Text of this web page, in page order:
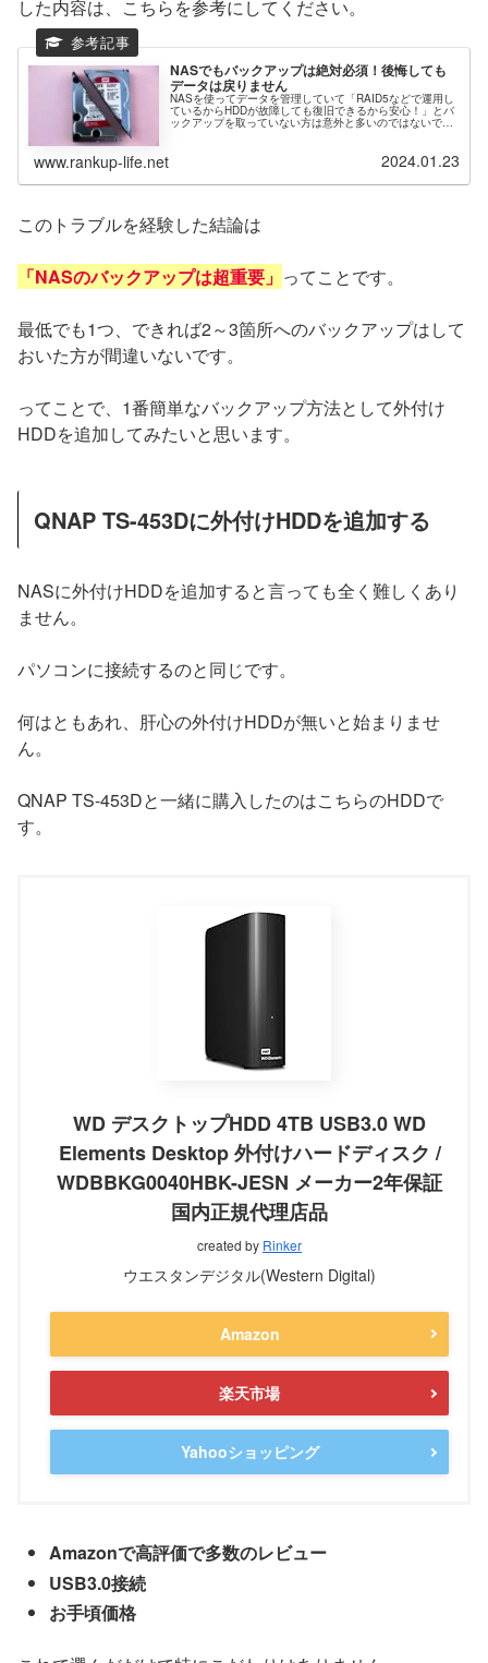
した内容は、こちらを参考にしてください。
NASでもバックアップは絶対必須！後悔しても
データは戻りません
NASを使ってデータを管理していて「RAID5などで運用し
ているからHDDが故障しても復旧できるから安心！」とバ
ックアップを取っていない方は意外と多いのではないでし
ょうか？つい先日、この安心が地獄に変わった経験をした
www.rankup-life.net 2024.01.23
このトラブルを経験した結論は
「NASのバックアップは超重要」 ってことです。
最低でも1つ、できれば2～3箇所へのバックアップはして
おいた方が間違いないです。
ってことで、1番簡単なバックアップ方法として外付け
HDDを追加してみたいと思います。
QNAP TS-453Dに外付けHDDを追加する
NASに外付けHDDを追加すると言っても全く難しくあり
ません。
パソコンに接続するのと同じです。
何はともあれ、肝心の外付けHDDが無いと始まりませ
ん。
QNAP TS-453Dと一緒に購入したのはこちらのHDDで
す。
WD デスクトップHDD 4TB USB3.0 WD
Elements Desktop 外付けハードディスク /
WDBBKG0040HBK-JESN メーカー2年保証
国内正規代理店品
created by Rinker
ウエスタンデジタル(Western Digital)
Amazon
楽天市場
Yahooショッピング
Amazonで高評価で多数のレビュー
USB3.0接続
お手頃価格